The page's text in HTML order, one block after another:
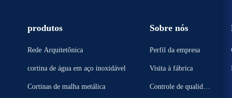
produtos
Rede Arquitetônica
cortina de água em aço inoxidável
Cortinas de malha metálica
Sobre nós
Perfil da empresa
Visita à fábrica
Controle de qualidad